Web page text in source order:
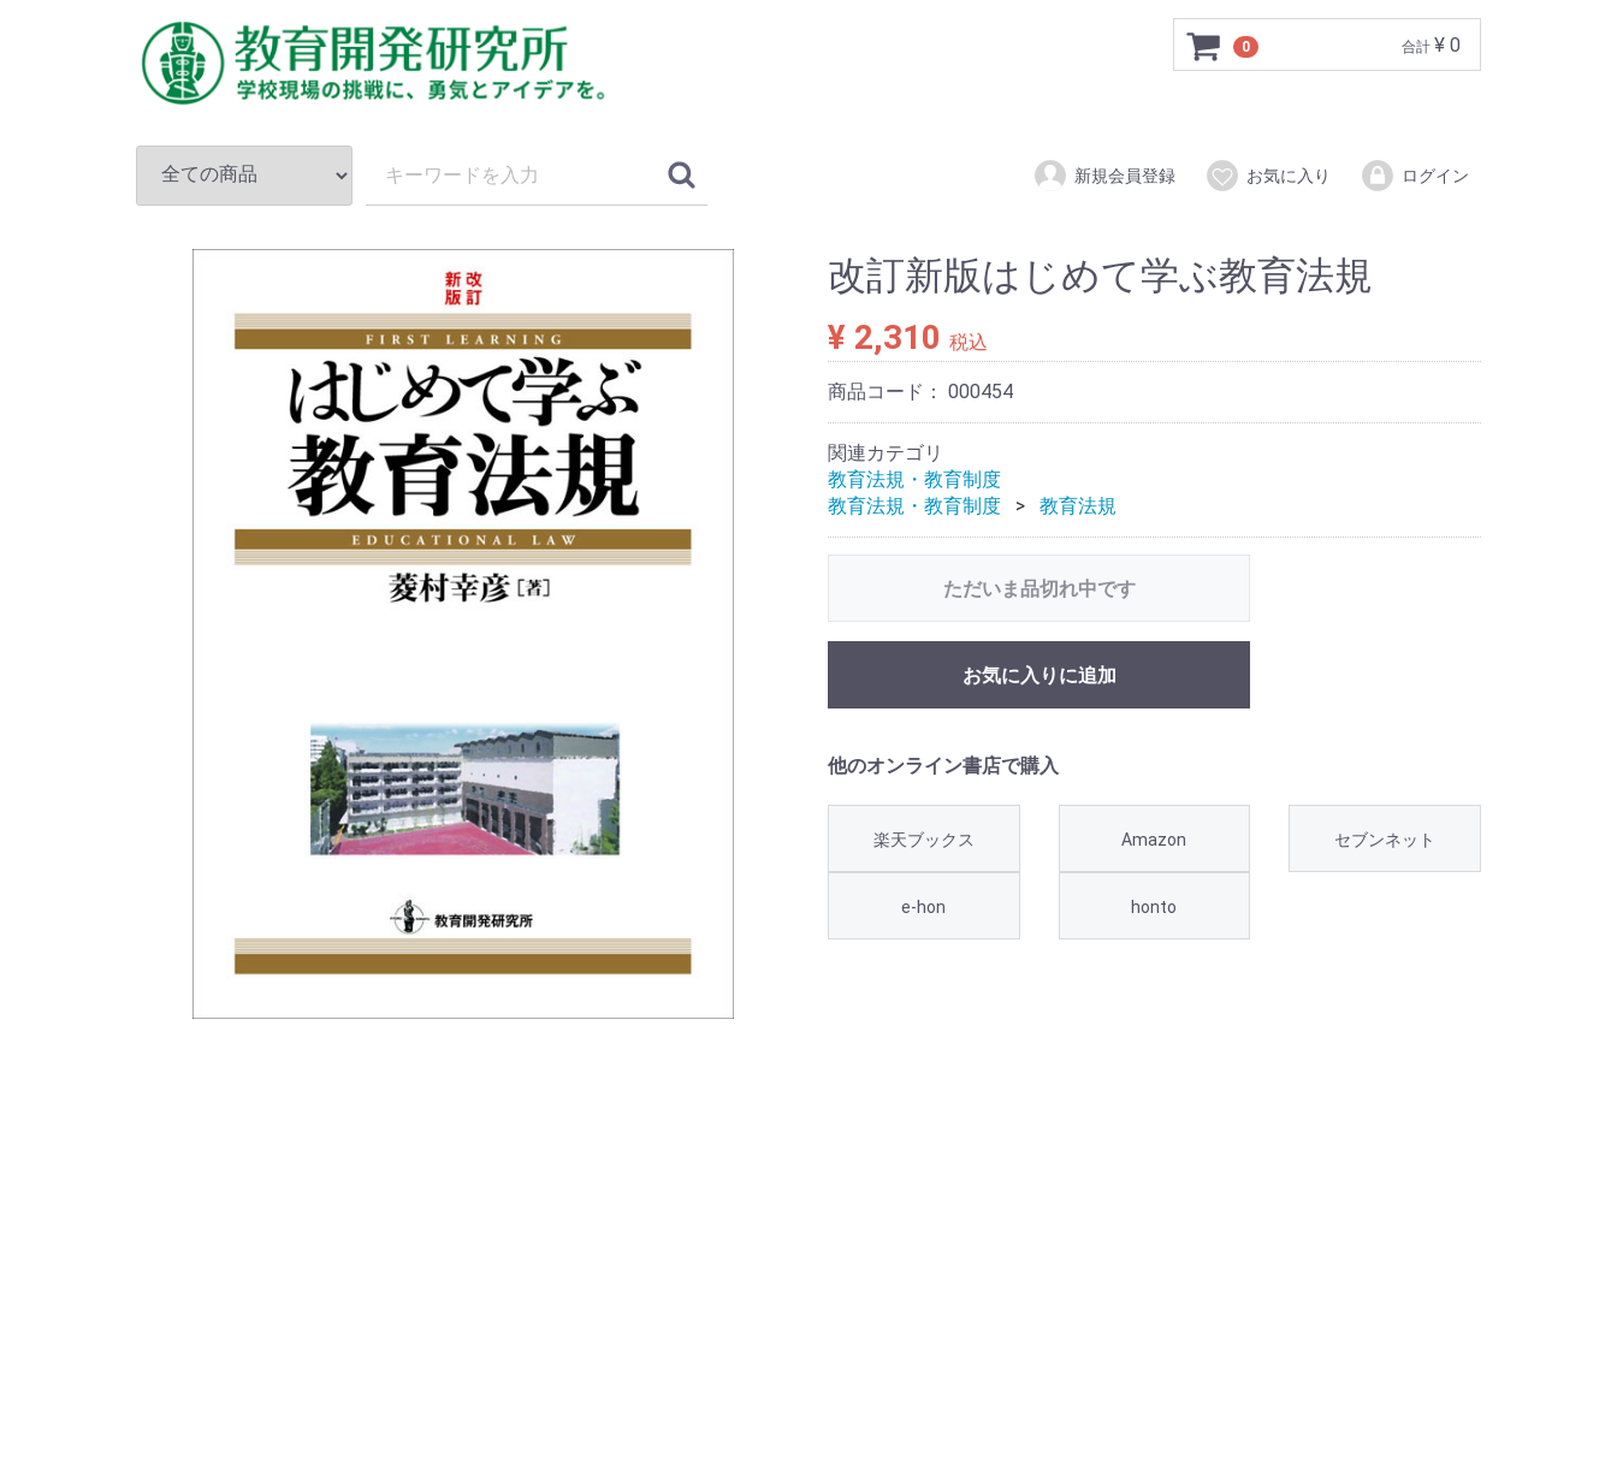
0 合計 ¥ 0
新規会員登録 お気に入り ログイン
改訂新版はじめて学ぶ教育法規
¥ 2,310 税込
商品コード： 000454
関連カテゴリ
教育法規・教育制度
教育法規・教育制度
教育法規
ただいま品切れ中です
お気に入りに追加
他のオンライン書店で購入
楽天ブックス Amazon セブンネット
e-hon honto